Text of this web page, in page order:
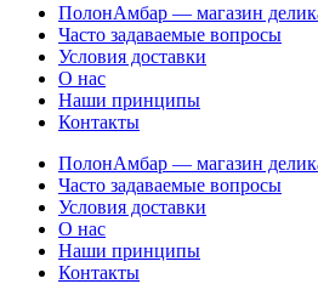
ПолонАмбар — магазин
Часто задаваемые вопросы
Условия доставки
О нас
Наши принципы
Контакты
ПолонАмбар — магазин
Часто задаваемые вопросы
Условия доставки
О нас
Наши принципы
Контакты